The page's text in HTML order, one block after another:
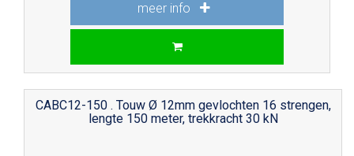
meer info
CABC12-150 . Touw Ø 12mm gevlochten 16 strengen,
lengte 150 meter, trekkracht 30 kN